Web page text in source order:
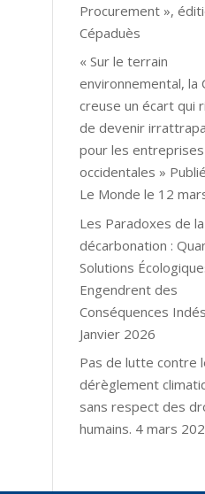
Procurement »,
Cépaduès
« Sur le terrain
environnemental, la
creuse un écart qui
de devenir
pour les entreprises
occidentales »
Le Monde le 12
Les Paradoxes de la
décarbonation :
Solutions
Engendrent des
Conséquences
Janvier 2026
Pas de lutte contre
dérèglement
sans respect des
humains. 4 mars